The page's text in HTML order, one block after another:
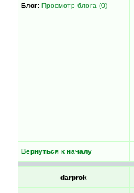
Блог: Просмотр блога (0)
Вернуться к началу
darprok